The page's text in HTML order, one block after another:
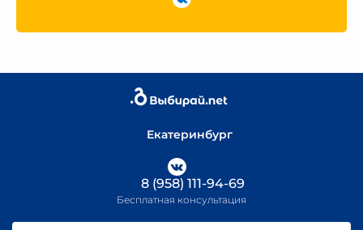
Екатеринбург
8 (958) 111-94-69
Бесплатная консультация